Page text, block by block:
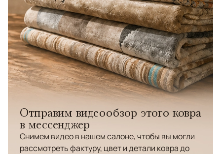
Отправим видеообзор этого ковра
в мессенджер
Снимем видео в нашем салоне, чтобы вы могли
рассмотреть фактуру, цвет и детали ковра до